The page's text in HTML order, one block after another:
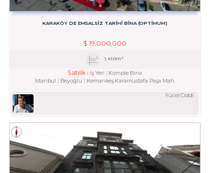
KARAKÖY DE EMSALSİZ TARİHİ BİNA (OPTİMUM)
$ 19,000,000
1,410m²
Satılık İş Yeri
Komple Bina
İstanbul
Beyoğlu Kemankeş Karamustafa Paşa Mah.
Yücel Ciddi